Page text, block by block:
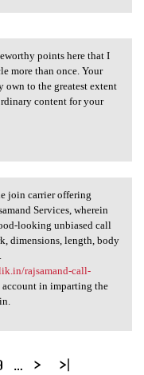
noteworthy
points here that I
more than once. Your
to the greatest extent
content for your
fine join
join carrier offering
Services, wherein
looking unbiased call
dimensions, length, body
rajsamand-call-
in imparting the
…